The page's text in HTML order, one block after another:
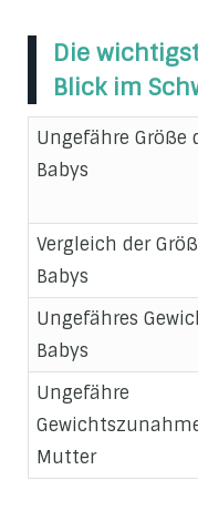
Die
Blick im
Ungefähre Größe
Babys
Vergleich der
Babys
Ungefähres
Babys
Ungefähre
Mutter